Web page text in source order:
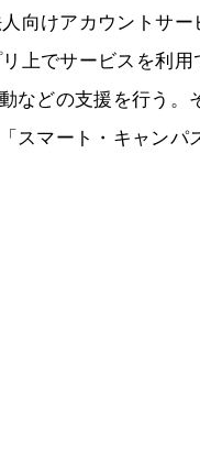
向けアカウントサ
上でサービスを利
などの支援を行う
スマート・キャン